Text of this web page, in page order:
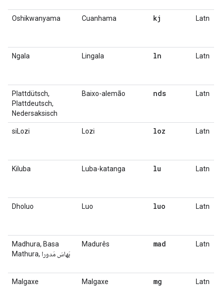
Oshikwanyama Cuanhama kj Latn
Ngala Lingala ln Latn
Plattdütsch,
Plattdeutsch,
Nedersaksisch
Baixo-alemão nds Latn
siLozi Lozi loz Latn
Kiluba Luba-katanga lu Latn
Dholuo Luo luo Latn
Madhura, Basa
Mathura, بَهاسَ مَدورا
Madurês mad Latn
Malgaxe Malgaxe mg Latn